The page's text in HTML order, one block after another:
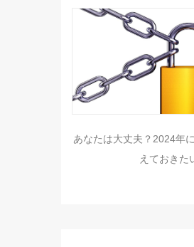
あなたは大丈夫？2024年
えておきた